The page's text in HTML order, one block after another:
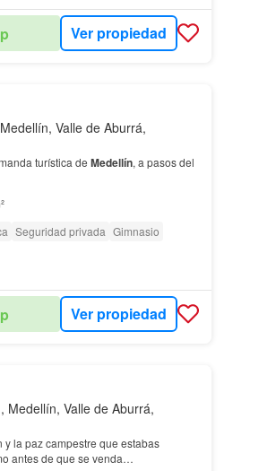
Ver propiedad
Valle de Aburrá,
turística de Medellín, a pasos del
Seguridad privada Gimnasio
Ver propiedad
Medellín, Valle de Aburrá,
la paz campestre que estabas
antes de que se venda…